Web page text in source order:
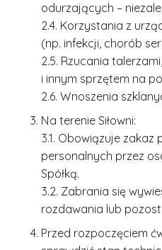
odurzających –
2.4. Korzystania z
(np. infekcji, chorób
2.5. Rzucania
i innym sprzętem na
2.6. Wnoszenia
Na terenie Siłowni:
3.1. Obowiązuje
personalnych przez
Spółką.
3.2. Zabrania się
rozdawania lub
Przed rozpoczęciem